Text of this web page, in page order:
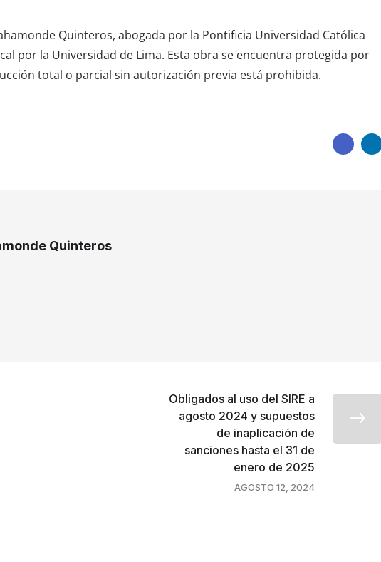
Quinteros, abogada por la Pontificia Universidad Católica
por la Universidad de Lima. Esta obra se encuentra protegida por
total o parcial sin autorización previa está prohibida.
Quinteros
Obligados al uso del SIRE a
agosto 2024 y supuestos
de inaplicación de
sanciones hasta el 31 de
enero de 2025
AGOSTO 12, 2024